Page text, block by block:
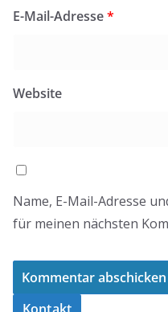
E-Mail-Adresse*
Website
Name, E-Mail-Adresse
für meinen nächsten